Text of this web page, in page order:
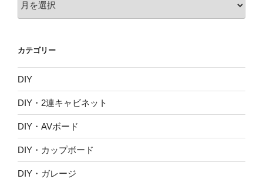
ー
ブ
カテゴリー
DIY
DIY・2連キャビネット
DIY・AVボード
DIY・カップボード
DIY・ガレージ